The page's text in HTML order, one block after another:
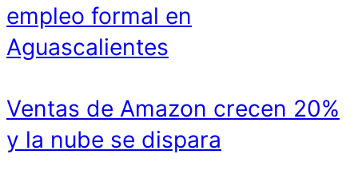
empleo formal en
Aguascalientes
Ventas de Amazon crecen 20%
y la nube se dispara